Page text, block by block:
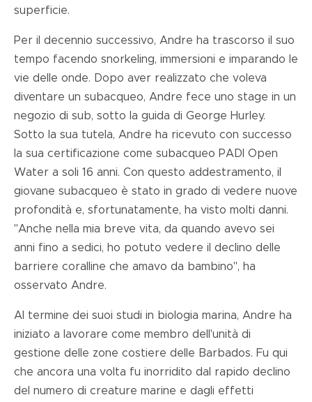
superficie.
Per il decennio successivo, Andre ha trascorso il suo
tempo facendo snorkeling, immersioni e imparando le
vie delle onde. Dopo aver realizzato che voleva
diventare un subacqueo, Andre fece uno stage in un
negozio di sub, sotto la guida di George Hurley.
Sotto la sua tutela, Andre ha ricevuto con successo
la sua certificazione come subacqueo PADI Open
Water a soli 16 anni. Con questo addestramento, il
giovane subacqueo è stato in grado di vedere nuove
profondità e, sfortunatamente, ha visto molti danni.
"Anche nella mia breve vita, da quando avevo sei
anni fino a sedici, ho potuto vedere il declino delle
barriere coralline che amavo da bambino", ha
osservato Andre.
Al termine dei suoi studi in biologia marina, Andre ha
iniziato a lavorare come membro dell'unità di
gestione delle zone costiere delle Barbados. Fu qui
che ancora una volta fu inorridito dal rapido declino
del numero di creature marine e dagli effetti